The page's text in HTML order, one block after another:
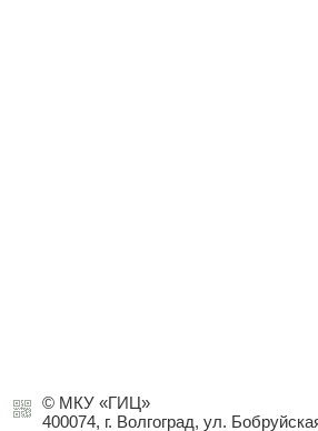
© МКУ «ГИЦ»
400074, г. Волгоград, ул.